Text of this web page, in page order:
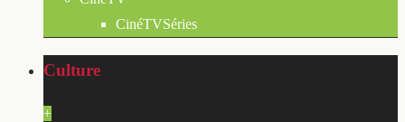
CinéTVSéries
Culture
+